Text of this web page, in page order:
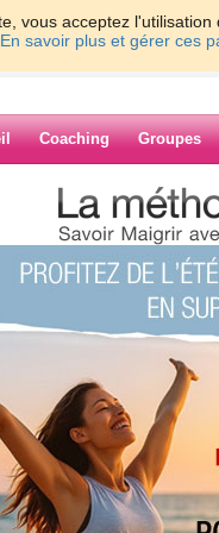
vous acceptez
En savoir plus et gérer ces
Coaching Groupes
>
de linepo5
Suiv. ›
PETIT DEJ
05/06/2013 à 09:48
EN UNE SEMAINE. UN